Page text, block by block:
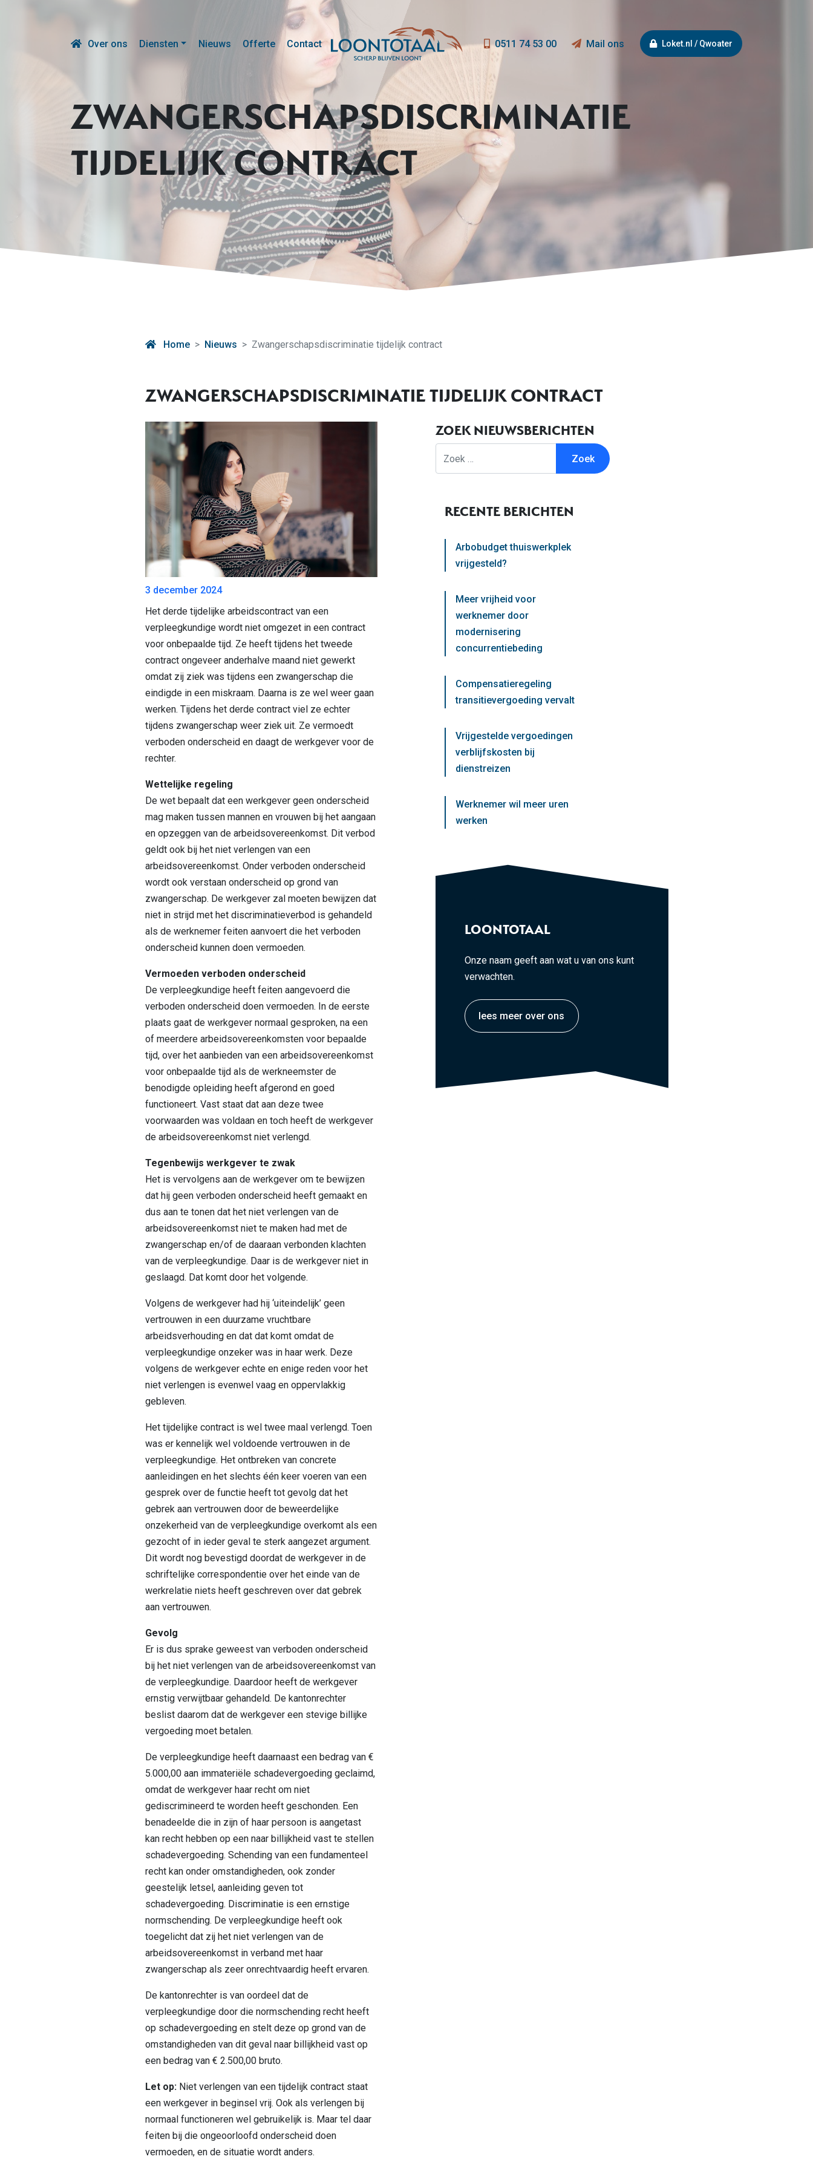
Over ons Diensten Nieuws Offerte Contact 0511 74 53 00 Mail ons Loket.nl / Qwoater
ZWANGERSCHAPSDISCRIMINATIE
TIJDELIJK CONTRACT
Home Nieuws Zwangerschapsdiscriminatie tijdelijk contract
ZWANGERSCHAPSDISCRIMINATIE TIJDELIJK CONTRACT
3 december 2024
Het derde tijdelijke arbeidscontract van een
verpleegkundige wordt niet omgezet in een contract
voor onbepaalde tijd. Ze heeft tijdens het tweede
contract ongeveer anderhalve maand niet gewerkt
omdat zij ziek was tijdens een zwangerschap die
eindigde in een miskraam. Daarna is ze wel weer gaan
werken. Tijdens het derde contract viel ze echter
tijdens zwangerschap weer ziek uit. Ze vermoedt
verboden onderscheid en daagt de werkgever voor de
rechter.
Wettelijke regeling
De wet bepaalt dat een werkgever geen onderscheid
mag maken tussen mannen en vrouwen bij het aangaan
en opzeggen van de arbeidsovereenkomst. Dit verbod
geldt ook bij het niet verlengen van een
arbeidsovereenkomst. Onder verboden onderscheid
wordt ook verstaan onderscheid op grond van
zwangerschap. De werkgever zal moeten bewijzen dat
niet in strijd met het discriminatieverbod is gehandeld
als de werknemer feiten aanvoert die het verboden
onderscheid kunnen doen vermoeden.
Vermoeden verboden onderscheid
De verpleegkundige heeft feiten aangevoerd die
verboden onderscheid doen vermoeden. In de eerste
plaats gaat de werkgever normaal gesproken, na een
of meerdere arbeidsovereenkomsten voor bepaalde
tijd, over het aanbieden van een arbeidsovereenkomst
voor onbepaalde tijd als de werkneemster de
benodigde opleiding heeft afgerond en goed
functioneert. Vast staat dat aan deze twee
voorwaarden was voldaan en toch heeft de werkgever
de arbeidsovereenkomst niet verlengd.
Tegenbewijs werkgever te zwak
Het is vervolgens aan de werkgever om te bewijzen
dat hij geen verboden onderscheid heeft gemaakt en
dus aan te tonen dat het niet verlengen van de
arbeidsovereenkomst niet te maken had met de
zwangerschap en/of de daaraan verbonden klachten
van de verpleegkundige. Daar is de werkgever niet in
geslaagd. Dat komt door het volgende.
Volgens de werkgever had hij ‘uiteindelijk’ geen
vertrouwen in een duurzame vruchtbare
arbeidsverhouding en dat dat komt omdat de
verpleegkundige onzeker was in haar werk. Deze
volgens de werkgever echte en enige reden voor het
niet verlengen is evenwel vaag en oppervlakkig
gebleven.
Het tijdelijke contract is wel twee maal verlengd. Toen
was er kennelijk wel voldoende vertrouwen in de
verpleegkundige. Het ontbreken van concrete
aanleidingen en het slechts één keer voeren van een
gesprek over de functie heeft tot gevolg dat het
gebrek aan vertrouwen door de beweerdelijke
onzekerheid van de verpleegkundige overkomt als een
gezocht of in ieder geval te sterk aangezet argument.
Dit wordt nog bevestigd doordat de werkgever in de
schriftelijke correspondentie over het einde van de
werkrelatie niets heeft geschreven over dat gebrek
aan vertrouwen.
Gevolg
Er is dus sprake geweest van verboden onderscheid
bij het niet verlengen van de arbeidsovereenkomst van
de verpleegkundige. Daardoor heeft de werkgever
ernstig verwijtbaar gehandeld. De kantonrechter
beslist daarom dat de werkgever een stevige billijke
vergoeding moet betalen.
De verpleegkundige heeft daarnaast een bedrag van €
5.000,00 aan immateriële schadevergoeding geclaimd,
omdat de werkgever haar recht om niet
gediscrimineerd te worden heeft geschonden. Een
benadeelde die in zijn of haar persoon is aangetast
kan recht hebben op een naar billijkheid vast te stellen
schadevergoeding. Schending van een fundamenteel
recht kan onder omstandigheden, ook zonder
geestelijk letsel, aanleiding geven tot
schadevergoeding. Discriminatie is een ernstige
normschending. De verpleegkundige heeft ook
toegelicht dat zij het niet verlengen van de
arbeidsovereenkomst in verband met haar
zwangerschap als zeer onrechtvaardig heeft ervaren.
De kantonrechter is van oordeel dat de
verpleegkundige door die normschending recht heeft
op schadevergoeding en stelt deze op grond van de
omstandigheden van dit geval naar billijkheid vast op
een bedrag van € 2.500,00 bruto.
Let op:Niet verlengen van een tijdelijk contract staat
een werkgever in beginsel vrij. Ook als verlengen bij
normaal functioneren wel gebruikelijk is. Maar tel daar
feiten bij die ongeoorloofd onderscheid doen
vermoeden, en de situatie wordt anders.
ZOEK NIEUWSBERICHTEN
RECENTE BERICHTEN
Arbobudget thuiswerkplek
vrijgesteld?
Meer vrijheid voor
werknemer door
modernisering
concurrentiebeding
Compensatieregeling
transitievergoeding vervalt
Vrijgestelde vergoedingen
verblijfskosten bij
dienstreizen
Werknemer wil meer uren
werken
LOONTOTAAL
Onze naam geeft aan wat u van ons kunt
verwachten.
lees meer over ons